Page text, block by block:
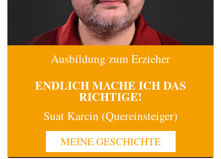
Ausbildung zum Erzieher
ENDLICH MACHE ICHDAS
RICHTIGE!
Suat Karcin (Quereinsteiger)
MEINE GESCHICHTE